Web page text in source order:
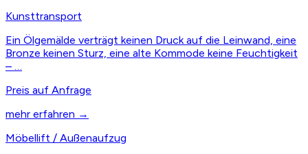
Kunsttransport
Ein Ölgemälde verträgt keinen Druck auf die Leinwand, eine
Bronze keinen Sturz, eine alte Kommode keine Feuchtigkeit
– …
Preis auf Anfrage
mehr erfahren →
Möbellift / Außenaufzug